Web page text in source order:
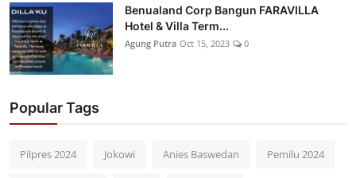
Benualand Corp Bangun FARAVILLA
Hotel & Villa Term...
Agung Putra Oct 15, 2023 0
Popular Tags
Pilpres 2024 Jokowi Anies Baswedan Pemilu 2024